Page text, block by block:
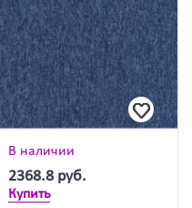
В наличии
2368.8 руб.
Купить